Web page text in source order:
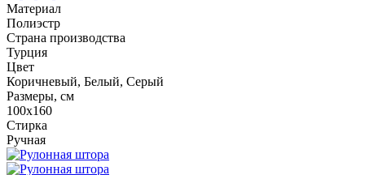
Материал
Полиэстр
Страна производства
Турция
Цвет
Коричневый, Белый, Серый
Размеры, см
100х160
Стирка
Ручная